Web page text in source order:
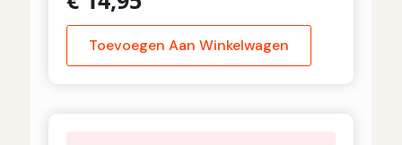
Toevoegen Aan Winkelwagen